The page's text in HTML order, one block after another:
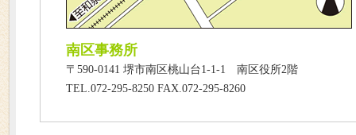
南区事務所
〒590-0141 堺市南区桃山台1-1-1 南区役所2階
TEL.072-295-8250 FAX.072-295-8260